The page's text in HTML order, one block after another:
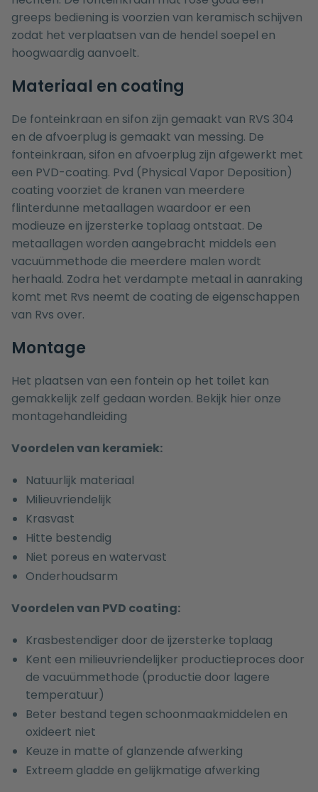
greeps bediening is voorzien van keramisch schijven
zodat het verplaatsen van de hendel soepel en
hoogwaardig aanvoelt.
Materiaal en coating
De fonteinkraan en sifon zijn gemaakt van RVS 304
en de afvoerplug is gemaakt van messing. De
fonteinkraan, sifon en afvoerplug zijn afgewerkt met
een PVD-coating. Pvd (Physical Vapor Deposition)
coating voorziet de kranen van meerdere
flinterdunne metaallagen waardoor er een
modieuze en ijzersterke toplaag ontstaat. De
metaallagen worden aangebracht middels een
vacuümmethode die meerdere malen wordt
herhaald. Zodra het verdampte metaal in aanraking
komt met Rvs neemt de coating de eigenschappen
van Rvs over.
Montage
Het plaatsen van een fontein op het toilet kan
gemakkelijk zelf gedaan worden. Bekijk hier onze
montagehandleiding
Voordelen van keramiek:
Natuurlijk materiaal
Milieuvriendelijk
Krasvast
Hitte bestendig
Niet poreus en watervast
Onderhoudsarm
Voordelen van PVD coating:
Krasbestendiger door de ijzersterke toplaag
Kent een milieuvriendelijker productieproces door
de vacuümmethode (productie door lagere
temperatuur)
Beter bestand tegen schoonmaakmiddelen en
oxideert niet
Keuze in matte of glanzende afwerking
Extreem gladde en gelijkmatige afwerking